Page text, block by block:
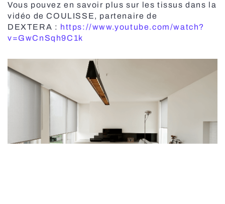
Vous pouvez en savoir plus sur les tissus dans la
vidéo de COULISSE, partenaire de
DEXTERA : https://www.youtube.com/watch?
v=GwCnSqh9C1k